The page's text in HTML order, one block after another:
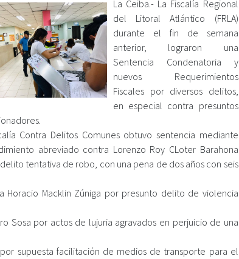
La Ceiba.- La Fiscalía Regional
del Litoral Atlántico (FRLA)
durante el fin de semana
anterior, lograron una
Sentencia Condenatoria y
nuevos Requerimientos
Fiscales por diversos delitos,
en especial contra presuntos
Contra Delitos Comunes obtuvo sentencia mediante
abreviado contra Lorenzo Roy CLoter Barahona
tentativa de robo, con una pena de dos años con seis
Horacio Macklin Zúniga por presunto delito de violencia
Sosa por actos de lujuria agravados en perjuicio de una
supuesta facilitación de medios de transporte para el